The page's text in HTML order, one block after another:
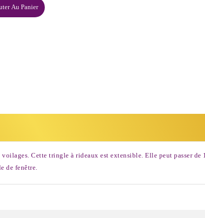
Au Panier
Cette tringle à rideaux est extensible. Elle peut passer de
de fenêtre.